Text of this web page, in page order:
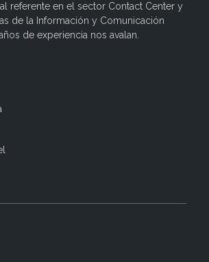
referente en el sector Contact Center y
de la Información y Comunicación
de experiencia nos avalan.